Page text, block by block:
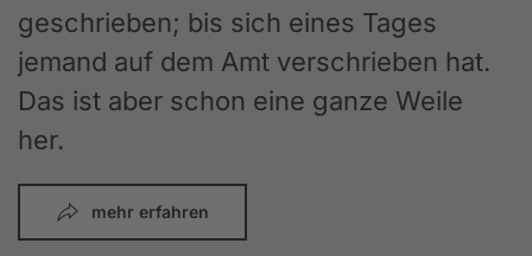
geschrieben; bis sich eines Tages
jemand auf dem Amt verschrieben hat.
Das ist aber schon eine ganze Weile
her.
mehr erfahren